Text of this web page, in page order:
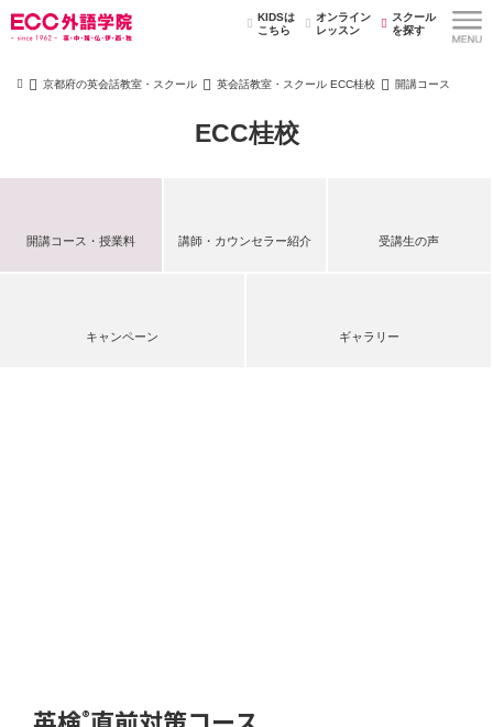
KIDSは
こちら
オンライン
レッスン
スクール
を探す
京都府の英会話教室・スクール 英会話教室・スクール ECC桂校 開講コース
ECC桂校
開講コース・授業料 講師・カウンセラー紹介 受講生の声
キャンペーン ギャラリー
®